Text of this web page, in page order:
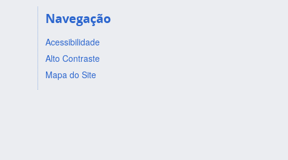
Navegação
Acessibilidade
Alto Contraste
Mapa do Site